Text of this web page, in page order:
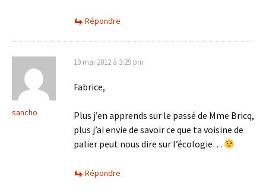
Répondre
sancho
19 mai 2012 à 3:29 pm
Fabrice,
Plus j’en apprends sur le passé de Mme Bricq,
plus j’ai envie de savoir ce que ta voisine de
palier peut nous dire sur l’écologie…
Répondre